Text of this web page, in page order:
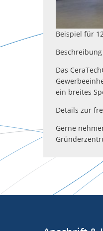
Beispiel für
Beschreibung
Das
ein breites
Details zur
Gerne